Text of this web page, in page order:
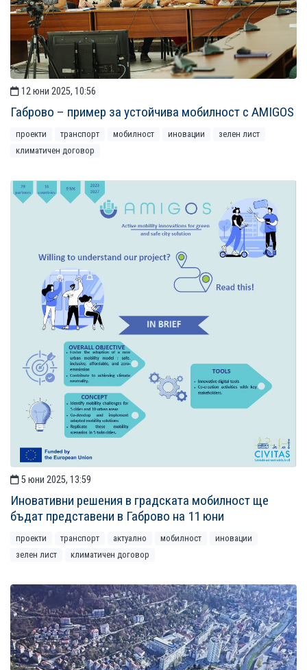
12 юни 2025, 10:56
Габрово – пример за устойчивa мобилност с AMIGOS
проекти транспорт мобилност иновации
зелен лист
климатичен договор
5 юни 2025, 13:59
Иновативни решения в градската мобилност ще
бъдат представени в Габрово на 11 юни
проекти транспорт актуално мобилност
иновации
зелен лист
климатичен договор